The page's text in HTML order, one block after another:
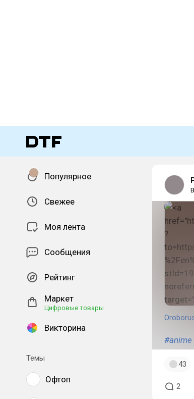
Популярное
Свежее
Моя лента
Сообщения
Рейтинг
Маркет
Цифровые товары
Викторина
Темы
Офтоп
#anime
43
2